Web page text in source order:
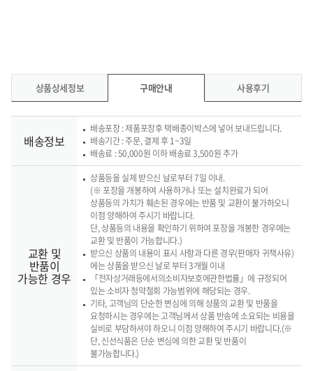
상품상세정보 구매안내 사용후기
배송정보
배송포장 : 제품포장후 택배종이박스에 넣어 보내드립니다.
배송기간 : 주문, 결제 후 1~3일
배송료 : 50,000원 이하 배송료 3,500원 추가
교환 및
반품이
가능한 경우
상품등을 실제 받으신 날로부터 7일 이내.
(※ 포장을 개봉하여 사용하거나 또는 설치완료가 되어
상품등의 가치가 훼손된 경우에는 반품 및 교환이 불가하오니
이점 양해하여 주시기 바랍니다.
단, 상품등의 내용을 확인하기 위하여 포장을 개봉한 경우에는
교환 및 반품이 가능합니다.)
받으신 상품의 내용이 표시 사항과 다른 경우(판매자 귀책사유)
에는 상품을 받으신 날로 부터 3개월 이내
「전자상거래등에서의소비자보호에관한법률」에 규정되어
있는 소비자 청약철회 가능범위에 해당되는 경우.
기타, 고객님의 단순한 변심에 의해 상품의 교환 및 반품을
요청하시는 경우에는 고객님께서 상품 반송에 소요되는 비용을
실비로 부담하셔야 하오니 이점 양해하여 주시기 바랍니다.(※
단, 신선식품은 단순 변심에 의한 교환 및 반품이
불가능합니다.)